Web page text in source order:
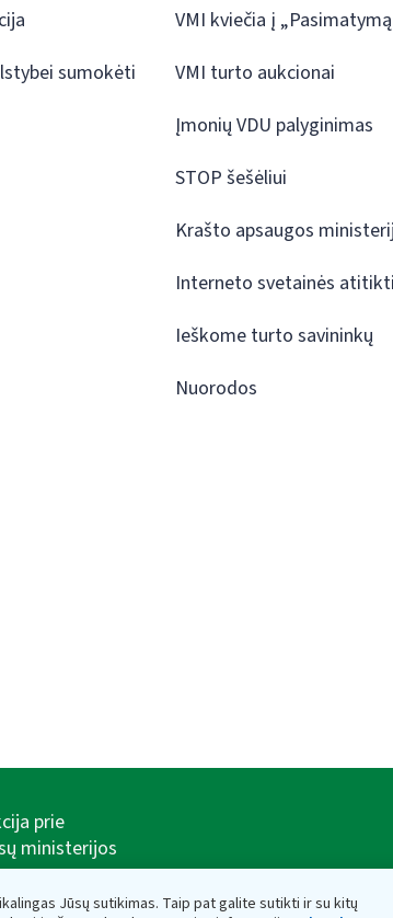
Jūsų sutikimas. Taip pat galite sutikti ir su kitų
sumokėti
VMI kviečia į
VMI turto aukcionai
Įmonių VDU palyginimas
STOP šešėliui
Krašto apsaugos
Interneto svetainės
Ieškome turto savininkų
Nuorodos
prie
ministerijos
Vilnius, Lietuva,